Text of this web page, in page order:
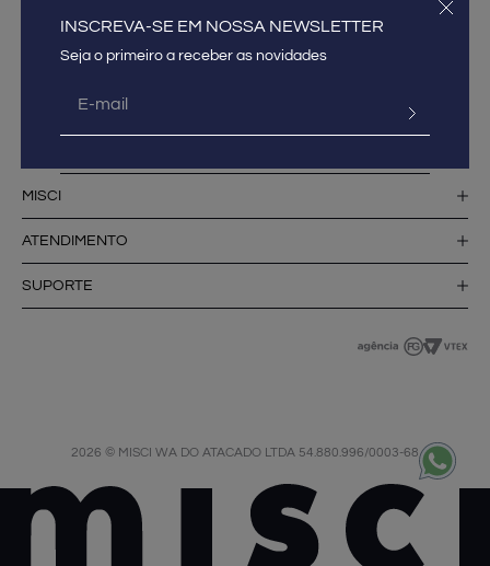
INSCREVA-SE EM NOSSA NEWSLETTER
MISCI
ATENDIMENTO
SUPORTE
INSCREVA-SE EM NOSSA NEWSLETTER
2026 © MISCI WA DO ATACADO LTDA 54.880.996/0003-68